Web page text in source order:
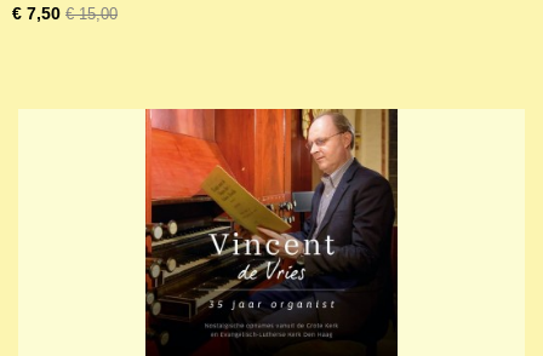
€ 7,50 € 15,00